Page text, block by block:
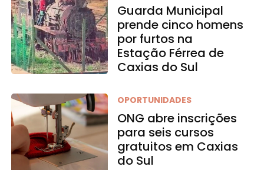
Guarda Municipal
prende cinco homens
por furtos na
Estação Férrea de
Caxias do Sul
OPORTUNIDADES
ONG abre inscrições
para seis cursos
gratuitos em Caxias
do Sul